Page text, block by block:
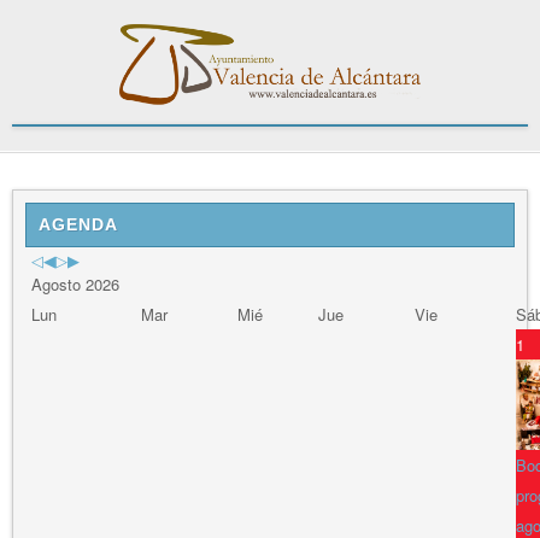
AGENDA
Previous
Year
Previous
Month
Next
Year
Next
Month
Agosto 2026
Lun
Mar Mié Jue Vie
1